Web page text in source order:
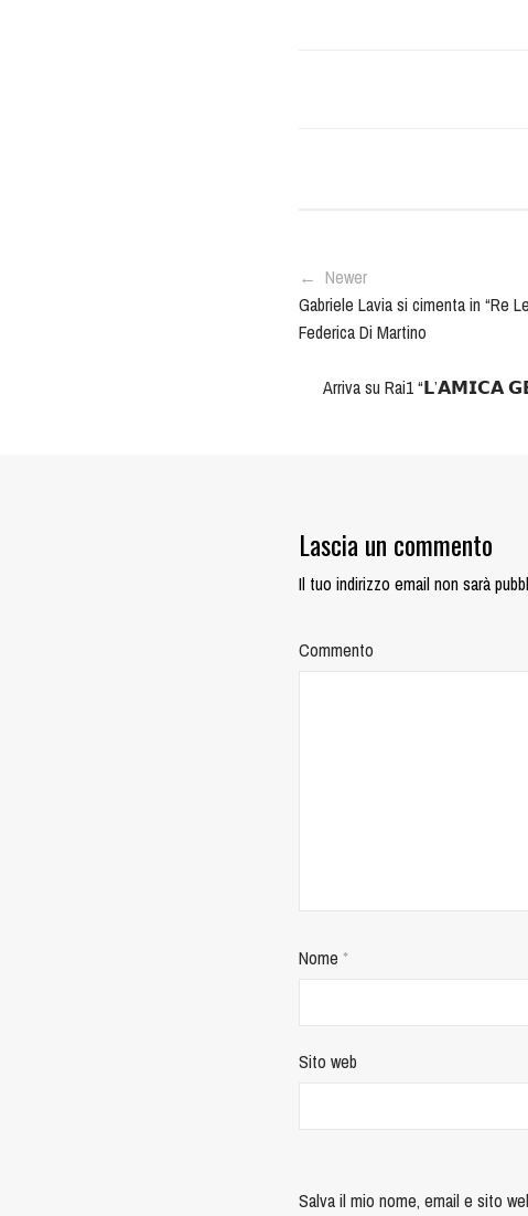
← Newer
Gabriele Lavia si cimenta in “Re
Federica Di Martino
Arriva su Rai1
Lascia un commento
Il tuo indirizzo email non sarà
Commento
Nome *
Sito web
Salva il mio nome, email e sito